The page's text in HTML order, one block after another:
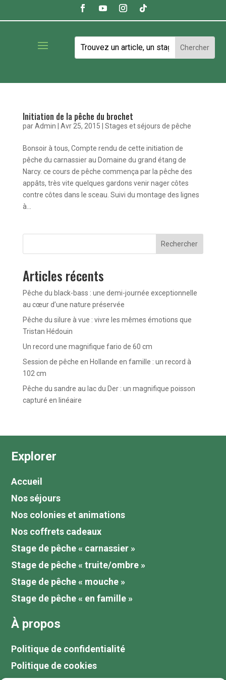
Initiation de la pêche du brochet
parAdmin Avr 25, 2015 Stages et séjours de pêche
Bonsoir à tous, Compte rendu de cette initiation de
pêche du carnassier au Domaine du grand étang de
Narcy. ce cours de pêche commença par la pêche des
appâts, très vite quelques gardons venir nager côtes
contre côtes dans le sceau. Suivi du montage des lignes
à...
Rechercher
Articles récents
Pêche du black-bass : une demi-journée exceptionnelle
au cœur d’une nature préservée
Pêche du silure à vue : vivre les mêmes émotions que
Tristan Hédouin
Un record une magnifique fario de 60 cm
Session de pêche en Hollande en famille : un record à
102 cm
Pêche du sandre au lac du Der : un magnifique poisson
capturé en linéaire
Explorer
Accueil
Nos séjours
Nos colonies et animations
Nos coffrets cadeaux
Stage de pêche « carnassier »
Stage de pêche « truite/ombre »
Stage de pêche « mouche »
Stage de pêche « en famille »
À propos
Politique de confidentialité
Politique de cookies